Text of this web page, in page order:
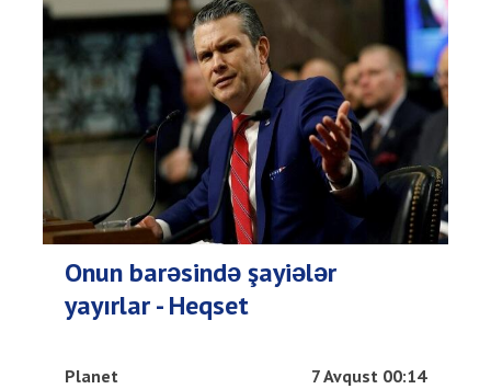
Onun barəsində şayiələr
yayırlar - Heqset
Planet 7 Avqust 00:14